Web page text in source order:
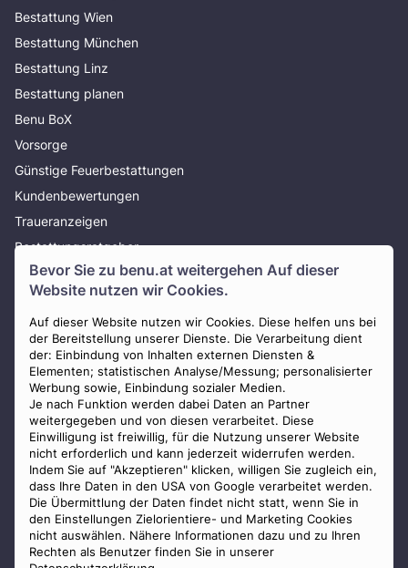
Bevor Sie zu benu.at weitergehen Auf dieser
Website nutzen wir Cookies.
Auf dieser Website nutzen wir Cookies. Diese helfen uns bei
der Bereitstellung unserer Dienste. Die Verarbeitung dient
der: Einbindung von Inhalten externen Diensten &
Elementen; statistischen Analyse/Messung; personalisierter
Werbung sowie, Einbindung sozialer Medien.
Je nach Funktion werden dabei Daten an Partner
weitergegeben und von diesen verarbeitet. Diese
Einwilligung ist freiwillig, für die Nutzung unserer Website
nicht erforderlich und kann jederzeit widerrufen werden.
Indem Sie auf "Akzeptieren" klicken, willigen Sie zugleich ein,
dass Ihre Daten in den USA von Google verarbeitet werden.
Die Übermittlung der Daten findet nicht statt, wenn Sie in
den Einstellungen Zielorientiere- und Marketing Cookies
nicht auswählen. Nähere Informationen dazu und zu Ihren
Rechten als Benutzer finden Sie in unserer
Bestattung Wien
Bestattung München
Bestattung Linz
Bestattung planen
Benu BoX
Vorsorge
Günstige Feuerbestattungen
Kundenbewertungen
Traueranzeigen
Bestattungsratgeber
Über uns
Presse
AGB
Impressum
Datenschutz
Widerrufsbelehrung
Zahlungsmöglichkeiten
Staatlich geprüfter